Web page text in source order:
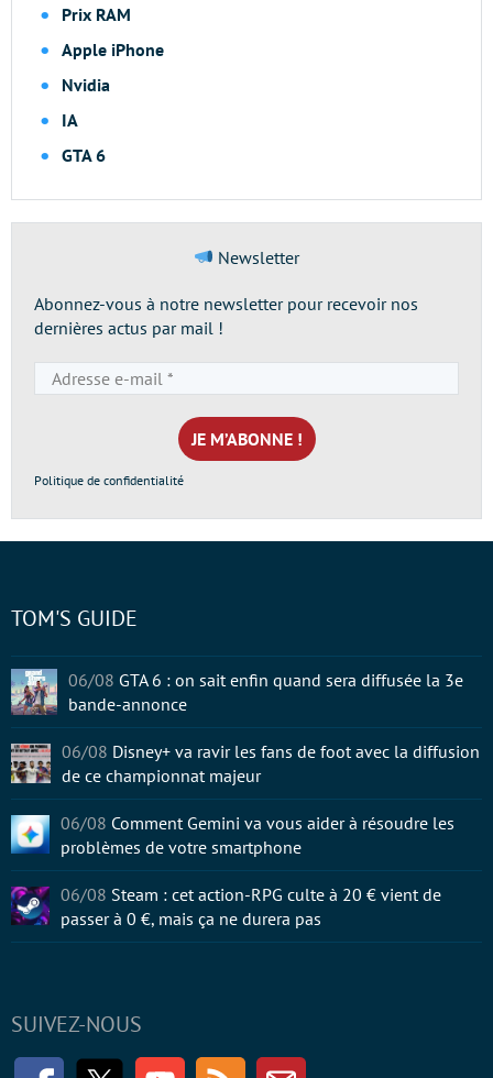
Prix RAM
Apple iPhone
Nvidia
IA
GTA 6
Newsletter
Abonnez-vous à notre newsletter pour recevoir nos
dernières actus par mail !
e-
mail
*
Politique de confidentialité
SUIVEZ-NOUS
FacebookTwitter Youtube RSS Newsletter
TOM'S GUIDE
06/08 GTA 6 : on sait enfin quand sera diffusée la 3e
bande-annonce
06/08 Disney+ va ravir les fans de foot avec la diffusion
de ce championnat majeur
06/08 Comment Gemini va vous aider à résoudre les
problèmes de votre smartphone
06/08 Steam : cet action-RPG culte à 20 € vient de
passer à 0 €, mais ça ne durera pas